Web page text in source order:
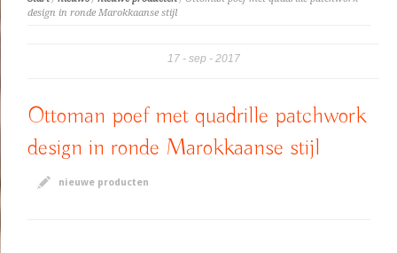
design in ronde Marokkaanse stijl
17 sep 2017
Ottoman poef met quadrille patchwork
design in ronde Marokkaanse stijl
nieuwe producten